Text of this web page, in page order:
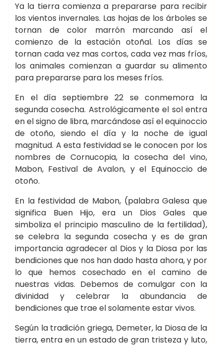
Ya la tierra comienza a prepararse para recibir
los vientos invernales. Las hojas de los árboles se
tornan de color marrón marcando así el
comienzo de la estación otoñal. Los días se
tornan cada vez mas cortos, cada vez mas fríos,
los animales comienzan a guardar su alimento
para prepararse para los meses fríos.
En el día septiembre 22 se conmemora la
segunda cosecha. Astrológicamente el sol entra
en el signo de libra, marcándose así el equinoccio
de otoño, siendo el día y la noche de igual
magnitud. A esta festividad se le conocen por los
nombres de Cornucopia, la cosecha del vino,
Mabon, Festival de Avalon, y el Equinoccio de
otoño.
En la festividad de Mabon, (palabra Galesa que
significa Buen Hijo, era un Dios Gales que
simboliza el principio masculino de la fertilidad),
se celebra la segunda cosecha y es de gran
importancia agradecer al Dios y la Diosa por las
bendiciones que nos han dado hasta ahora, y por
lo que hemos cosechado en el camino de
nuestras vidas. Debemos de comulgar con la
divinidad y celebrar la abundancia de
bendiciones que trae el solamente estar vivos.
Según la tradición griega, Demeter, la Diosa de la
tierra, entra en un estado de gran tristeza y luto,